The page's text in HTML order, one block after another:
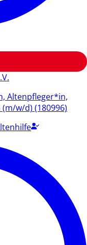
Altenpfleger*in,
w/d) (180996)